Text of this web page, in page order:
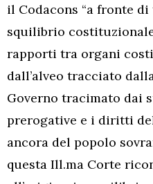
il Codacons “a fronte
squilibrio
rapporti tra organi
dall’alveo tracciato
Governo tracimato dai
prerogative e i diritti
ancora del popolo
questa Ill.ma Corte